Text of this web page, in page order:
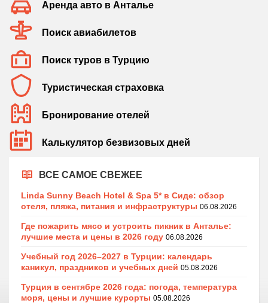
Аренда авто в Анталье
Поиск авиабилетов
Поиск туров в Турцию
Туристическая страховка
Бронирование отелей
Калькулятор безвизовых дней
ВСЕ САМОЕ СВЕЖЕЕ
Linda Sunny Beach Hotel & Spa 5* в Сиде: обзор
отеля, пляжа, питания и инфраструктуры 06.08.2026
Где пожарить мясо и устроить пикник в Анталье:
лучшие места и цены в 2026 году 06.08.2026
Учебный год 2026–2027 в Турции: календарь
каникул, праздников и учебных дней 05.08.2026
Турция в сентябре 2026 года: погода, температура
моря, цены и лучшие курорты 05.08.2026